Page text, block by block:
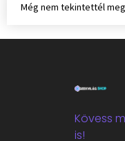
Még nem tekintettél
Kövess
is!